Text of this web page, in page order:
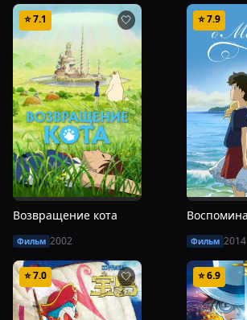
⭐7.1 🤍
Возвращение кота
Фильм 2002
⭐7.9
Фильм 2014
⭐7.0 🤍 ⭐6.9